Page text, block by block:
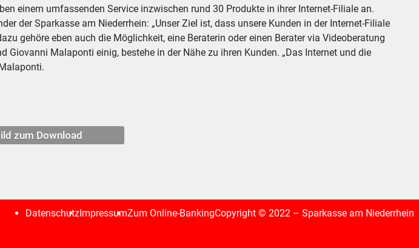
einem umfassenden Service inzwischen rund 30 Produkte in ihrer Internet-Filiale an.
der Sparkasse am Niederrhein: „Unser Ziel ist, dass unsere Kunden in der Internet-Filiale
gehöre eben auch die Möglichkeit, eine Beraterin oder einen Berater via Videoberatung
Malaponti einig, bestehe in der Nähe zu ihren Kunden. „Das Internet und die
zum Download
DatenschutzImpressumZum Online-BankingCopyright © 2022 – Sparkasse am Niederrhein